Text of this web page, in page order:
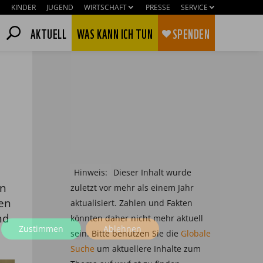
KINDER JUGEND WIRTSCHAFT PRESSE SERVICE
AKTUELL WAS KANN ICH TUN SPENDEN
Hinweis:
Dieser Inhalt wurde
zuletzt vor mehr als einem Jahr
aktualisiert. Zahlen und Fakten
könnten daher nicht mehr aktuell
sein. Bitte benutzen Sie die Globale
Suche um aktuellere Inhalte zum
Zustimmen Ablehnen